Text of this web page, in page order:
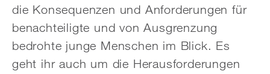
die Konsequenzen und Anforderungen für
benachteiligte und von Ausgrenzung
bedrohte junge Menschen im Blick. Es
geht ihr auch um die Herausforderungen